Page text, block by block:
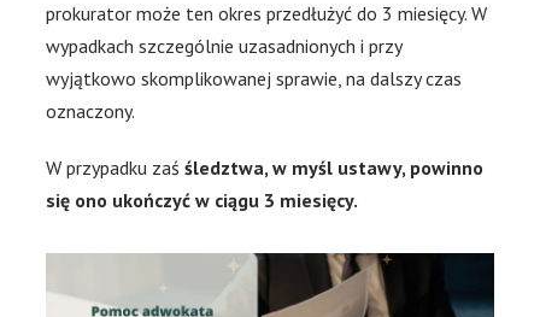
prokurator może ten okres przedłużyć do 3 miesięcy. W
wypadkach szczególnie uzasadnionych i przy
wyjątkowo skomplikowanej sprawie, na dalszy czas
oznaczony.
W przypadku zaś śledztwa, w myśl ustawy, powinno
się ono ukończyć w ciągu 3 miesięcy.